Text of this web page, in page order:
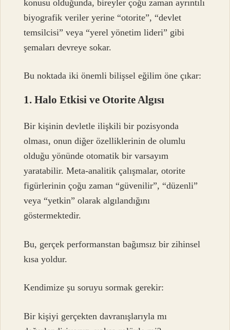
konusu olduğunda, bireyler çoğu zaman ayrıntılı
biyografik veriler yerine “otorite”, “devlet
temsilcisi” veya “yerel yönetim lideri” gibi
şemaları devreye sokar.
Bu noktada iki önemli bilişsel eğilim öne çıkar:
1. Halo Etkisi ve Otorite Algısı
Bir kişinin devletle ilişkili bir pozisyonda
olması, onun diğer özelliklerinin de olumlu
olduğu yönünde otomatik bir varsayım
yaratabilir. Meta-analitik çalışmalar, otorite
figürlerinin çoğu zaman “güvenilir”, “düzenli”
veya “yetkin” olarak algılandığını
göstermektedir.
Bu, gerçek performanstan bağımsız bir zihinsel
kısa yoldur.
Kendimize şu soruyu sormak gerekir:
Bir kişiyi gerçekten davranışlarıyla mı